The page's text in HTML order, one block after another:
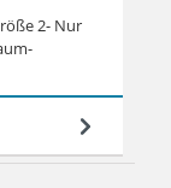
2- Nur